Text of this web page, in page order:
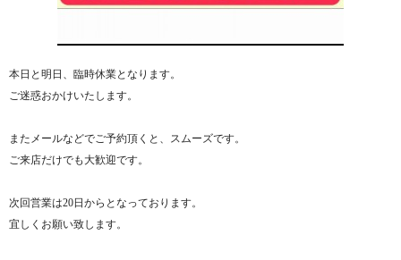
本日と明日、臨時休業となります。
ご迷惑おかけいたします。
またメールなどでご予約頂くと、スムーズです。
ご来店だけでも大歓迎です。
次回営業は20日からとなっております。
宜しくお願い致します。